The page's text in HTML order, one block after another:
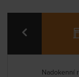
Nadokenní